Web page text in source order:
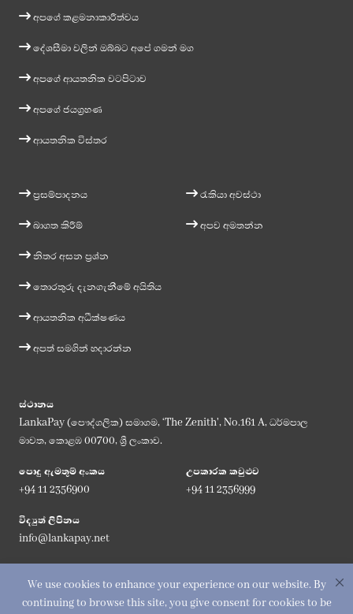
We use cookies to enhance your experience on our website. By
continuing to browse this site, you give consent for cookies to be
අපගේ කළමනාකාරීත්වය
දේශසීමා වලින් ඔබ්බට අපේ ගමන් මග
අපගේ ආයතනික වටපිටාව
අපගේ ජයග්‍රහණ
ආයතනික විස්තර
ප්‍රසම්පාදනය
බාගත කිරීම්
නිතර අසන ප්‍රශ්න
තොරතුරු දැනගැනීමේ අයිතිය
ආයතනික අධීක්ෂණය
අපත් සමගින් හදාරන්න
රැකියා අවස්ථා
අපව අමතන්න
ස්ථානය
LankaPay (පෞද්ගලික) සමාගම, ‘The Zenith', No.161 A, ධර්මපාල
මාවත, කොළඹ 00700, ශ්‍රී ලංකාව.
පොදු ඇමතුම් අංකය
+94 11 2356900
උපකාරක කවුළුව
+94 11 2356999
විද්‍යුත් ලිපිනය
info@lankapay.net
අප සමග එක්වන්න :